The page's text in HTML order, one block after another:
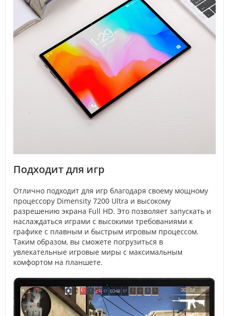
Подходит для игр
Отлично подходит для игр благодаря своему мощному
процессору Dimensity 7200 Ultra и высокому
разрешению экрана Full HD. Это позволяет запускать и
наслаждаться играми с высокими требованиями к
графике с плавным и быстрым игровым процессом.
Таким образом, вы сможете погрузиться в
увлекательные игровые миры с максимальным
комфортом на планшете.